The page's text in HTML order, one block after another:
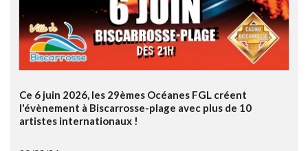
Ce 6 juin 2026, les 29èmes Océanes FGL créent
l'évènement à Biscarrosse-plage avec plus de 10
artistes internationaux !